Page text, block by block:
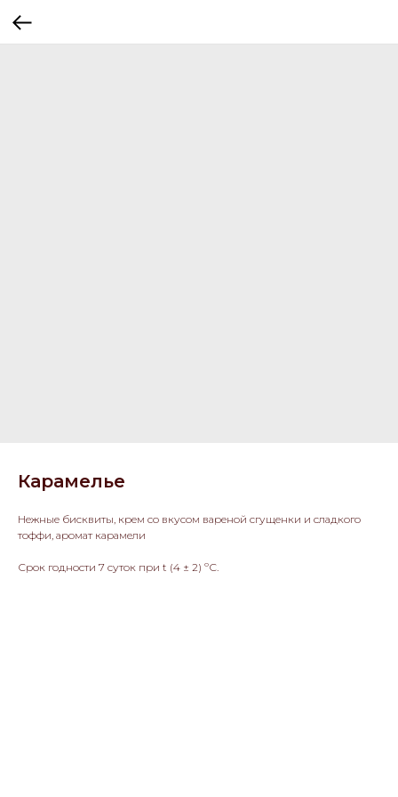
Карамелье
Нежные бисквиты, крем со вкусом вареной сгущенки и сладкого
тоффи, аромат карамели
Срок годности 7 суток при t (4 ± 2) ºС.